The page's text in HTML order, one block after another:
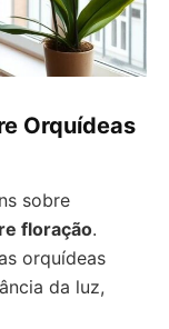
Orquídeas
sobre
floração.
orquídeas
da luz,